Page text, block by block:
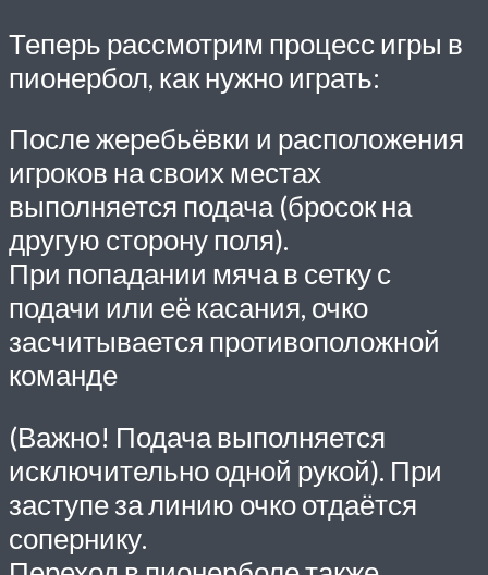
Теперь рассмотрим процесс игры в
пионербол, как нужно играть:
После жеребьёвки и расположения
игроков на своих местах
выполняется подача (бросок на
другую сторону поля).
При попадании мяча в сетку с
подачи или её касания, очко
засчитывается противоположной
команде
(Важно! Подача выполняется
исключительно одной рукой). При
заступе за линию очко отдаётся
сопернику.